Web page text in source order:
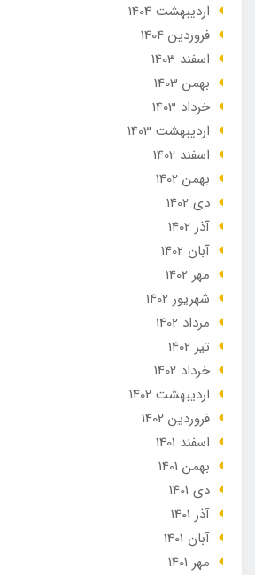
ارديبهشت 1404
فروردین 1404
اسفند 1403
بهمن 1403
خرداد 1403
ارديبهشت 1403
اسفند 1402
بهمن 1402
دی 1402
آذر 1402
آبان 1402
مهر 1402
شهریور 1402
مرداد 1402
تير 1402
خرداد 1402
ارديبهشت 1402
فروردین 1402
اسفند 1401
بهمن 1401
دی 1401
آذر 1401
آبان 1401
مهر 1401